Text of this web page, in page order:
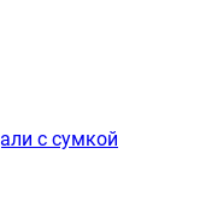
с сумкой